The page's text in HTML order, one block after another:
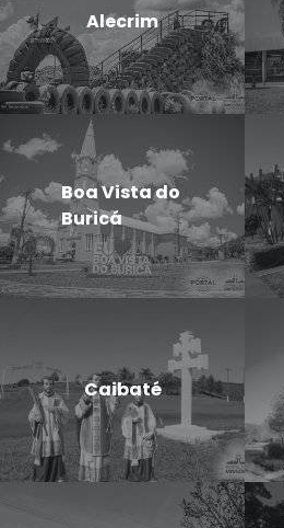
Alecrim
Boa Vista do
Buricá
Caibaté